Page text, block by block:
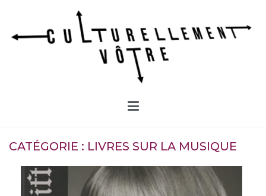
contenu
CATÉGORIE : LIVRES SUR LA MUSIQUE